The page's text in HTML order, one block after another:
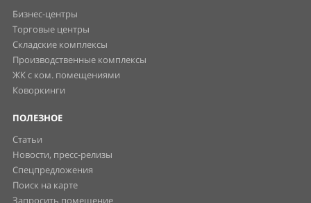
Бизнес-центры
Торговые центры
Складские комплексы
Производственные комплексы
ЖК с ком. помещениями
Коворкинги
ПОЛЕЗНОЕ
Статьи
Новости, пресс-релизы
Спецпредложения
Поиск на карте